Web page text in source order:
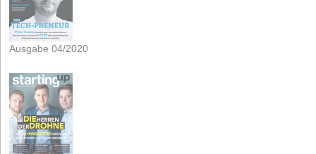
Ausgabe 04/2020